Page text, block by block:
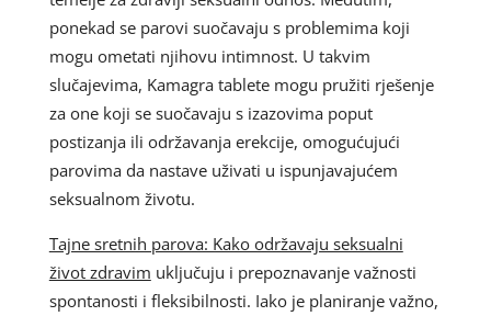
ponekad se parovi suočavaju s problemima koji
mogu ometati njihovu intimnost. U takvim
slučajevima, Kamagra tablete mogu pružiti rješenje
za one koji se suočavaju s izazovima poput
postizanja ili održavanja erekcije, omogućujući
parovima da nastave uživati u ispunjavajućem
seksualnom životu.
Tajne sretnih parova: Kako održavaju seksualni
život zdravim uključuju i prepoznavanje važnosti
spontanosti i fleksibilnosti. Iako je planiranje važno,